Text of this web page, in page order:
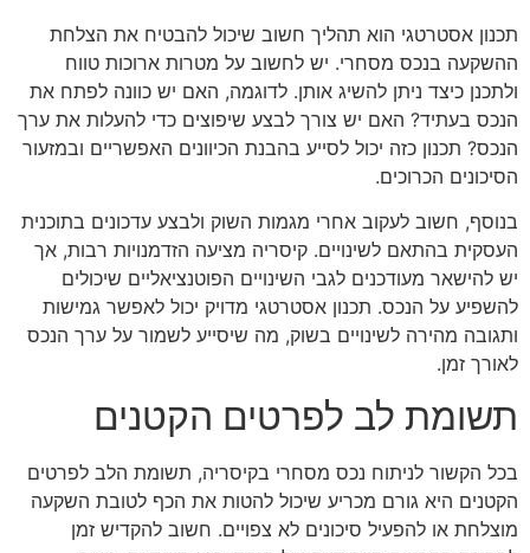
תכנון אסטרטגי הוא תהליך חשוב שיכול להבטיח את הצלחת
ההשקעה בנכס מסחרי. יש לחשוב על מטרות ארוכות טווח
ולתכנן כיצד ניתן להשיג אותן. לדוגמה, האם יש כוונה לפתח את
הנכס בעתיד? האם יש צורך לבצע שיפוצים כדי להעלות את ערך
הנכס? תכנון כזה יכול לסייע בהבנת הכיוונים האפשריים ובמזעור
הסיכונים הכרוכים.
בנוסף, חשוב לעקוב אחרי מגמות השוק ולבצע עדכונים בתוכנית
העסקית בהתאם לשינויים. קיסריה מציעה הזדמנויות רבות, אך
יש להישאר מעודכנים לגבי השינויים הפוטנציאליים שיכולים
להשפיע על הנכס. תכנון אסטרטגי מדויק יכול לאפשר גמישות
ותגובה מהירה לשינויים בשוק, מה שיסייע לשמור על ערך הנכס
לאורך זמן.
תשומת לב לפרטים הקטנים
בכל הקשור לניתוח נכס מסחרי בקיסריה, תשומת הלב לפרטים
הקטנים היא גורם מכריע שיכול להטות את הכף לטובת השקעה
מוצלחת או להפעיל סיכונים לא צפויים. חשוב להקדיש זמן